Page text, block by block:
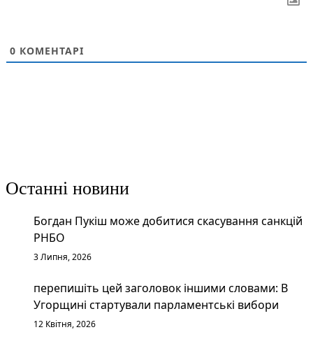
0 КОМЕНТАРІ
Останні новини
Богдан Пукіш може добитися скасування санкцій
РНБО
3 Липня, 2026
перепишіть цей заголовок іншими словами: В
Угорщині стартували парламентські вибори
12 Квітня, 2026